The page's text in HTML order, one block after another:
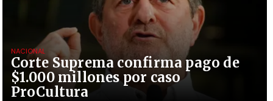
Corte Suprema confirma pago de
$1.000 millones por caso
ProCultura
NACIONAL